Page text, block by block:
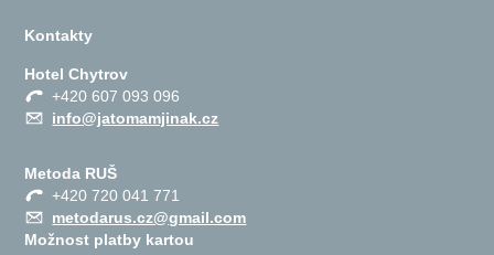
Kontakty
Hotel Chytrov
+420 607 093 096
info@jatomamjinak.cz
Metoda RUŠ
+420 720 041 771
metodarus.cz@gmail.com
Možnost platby kartou